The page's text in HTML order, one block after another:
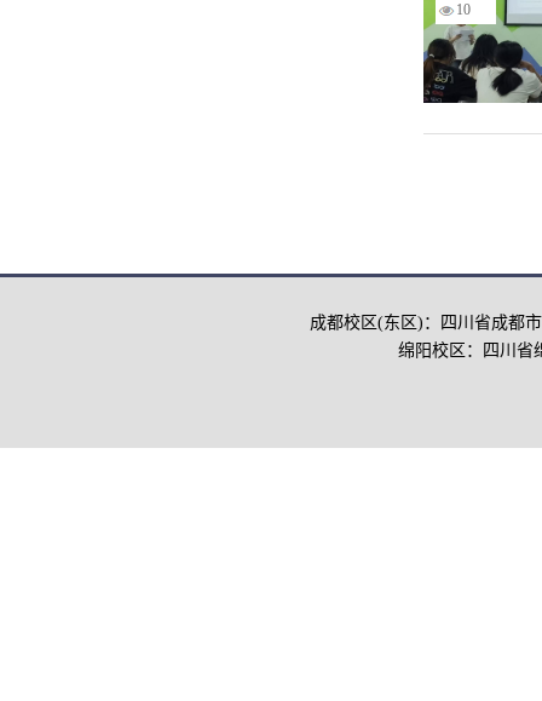
10
成都校区(东区)：四川省成都
绵阳校区：四川省